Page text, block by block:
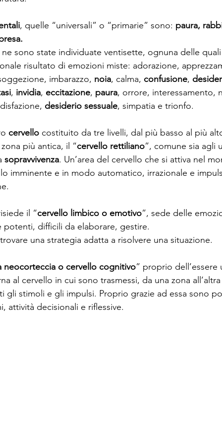
, quelle “universali” o “primarie” sono: paura,
sono state individuate ventisette, ognuna delle
risultato di emozioni miste: adorazione,
imbarazzo, noia, calma, confusione,
, invidia, eccitazione, paura, orrore, interessamento,
desiderio sessuale, simpatia e trionfo.
cervello costituito da tre livelli, dal più basso al più
più antica, il “cervello rettiliano”, comune sia agli
sopravvivenza. Un’area del cervello che si attiva nel
imminente e in modo automatico, irrazionale e
il “cervello limbico o emotivo”, sede delle
potenti, difficili da elaborare, gestire.
una strategia adatta a risolvere una situazione.
neocorteccia o cervello cognitivo” proprio
al cervello in cui sono trasmessi, da una zona
gli stimoli e gli impulsi. Proprio grazie ad essa sono
attività decisionali e riflessive.